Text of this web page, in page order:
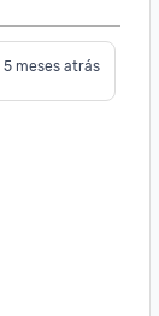
5 meses atrás